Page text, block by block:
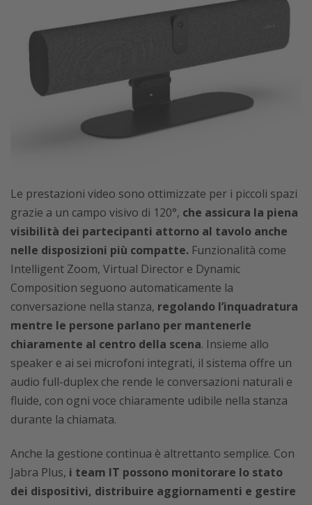
Le prestazioni video sono ottimizzate per i piccoli spazi
grazie a un campo visivo di 120°, che assicura la piena
visibilità dei partecipanti attorno al tavolo anche
nelle disposizioni più compatte. Funzionalità come
Intelligent Zoom, Virtual Director e Dynamic
Composition seguono automaticamente la
conversazione nella stanza, regolando l’inquadratura
mentre le persone parlano per mantenerle
chiaramente al centro della scena. Insieme allo
speaker e ai sei microfoni integrati, il sistema offre un
audio full-duplex che rende le conversazioni naturali e
fluide, con ogni voce chiaramente udibile nella stanza
durante la chiamata.
Anche la gestione continua è altrettanto semplice. Con
Jabra Plus, i team IT possono monitorare lo stato
dei dispositivi, distribuire aggiornamenti e gestire